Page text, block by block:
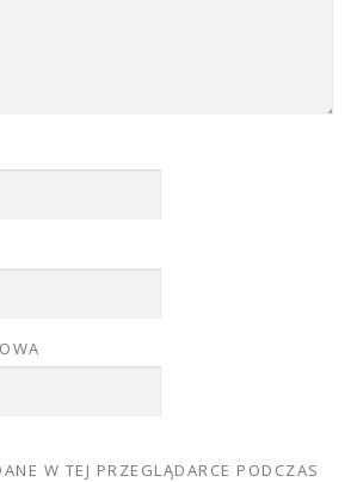
W TEJ PRZEGLĄDARCE PODCZAS